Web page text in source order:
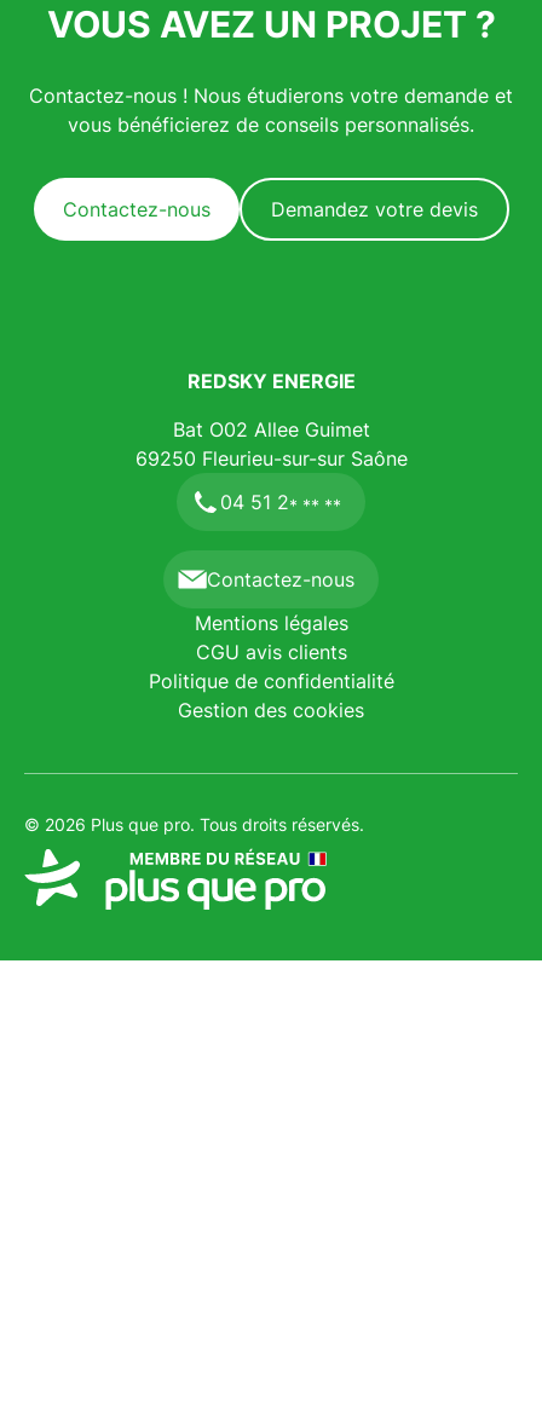
VOUS AVEZ UN PROJET ?
Contactez-nous ! Nous étudierons votre demande et
vous bénéficierez de conseils personnalisés.
Contactez-nous Demandez votre devis
REDSKY ENERGIE
Bat O02 Allee Guimet
69250 Fleurieu-sur-sur Saône
04 51 2* ** **
Contactez-nous
Mentions légales
CGU avis clients
Politique de confidentialité
Gestion des cookies
© 2026 Plus que pro. Tous droits réservés.